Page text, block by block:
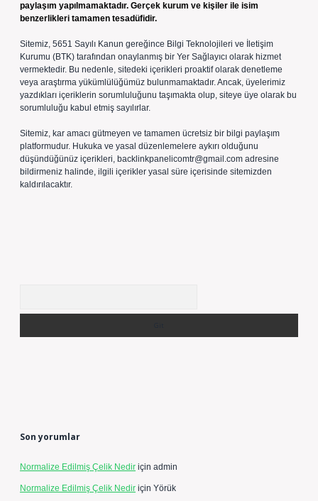
paylaşım yapılmamaktadır. Gerçek kurum ve kişiler ile isim
benzerlikleri tamamen tesadüfidir.
Sitemiz, 5651 Sayılı Kanun gereğince Bilgi Teknolojileri ve İletişim
Kurumu (BTK) tarafından onaylanmış bir Yer Sağlayıcı olarak hizmet
vermektedir. Bu nedenle, sitedeki içerikleri proaktif olarak denetleme
veya araştırma yükümlülüğümüz bulunmamaktadır. Ancak, üyelerimiz
yazdıkları içeriklerin sorumluluğunu taşımakta olup, siteye üye olarak bu
sorumluluğu kabul etmiş sayılırlar.
Sitemiz, kar amacı gütmeyen ve tamamen ücretsiz bir bilgi paylaşım
platformudur. Hukuka ve yasal düzenlemelere aykırı olduğunu
düşündüğünüz içerikleri, backlinkpanelicomtr@gmail.com adresine
bildirmeniz halinde, ilgili içerikler yasal süre içerisinde sitemizden
kaldırılacaktır.
Son yorumlar
Normalize Edilmiş Çelik Nedir için admin
Normalize Edilmiş Çelik Nedir için Yörük